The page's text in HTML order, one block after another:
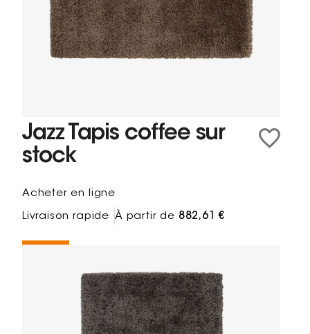
Jazz Tapis coffee sur
stock
Acheter en ligne
Livraison rapide À partir de 882,61 €